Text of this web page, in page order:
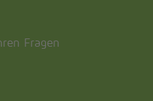
Fragen